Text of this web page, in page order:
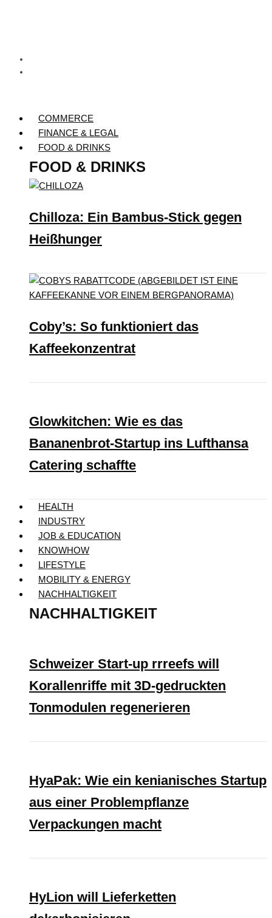
COMMERCE
FINANCE & LEGAL
FOOD & DRINKS
FOOD & DRINKS
Chilloza: Ein Bambus-Stick gegen
Heißhunger
Coby’s: So funktioniert das
Kaffeekonzentrat
Glowkitchen: Wie es das
Bananenbrot-Startup ins Lufthansa
Catering schaffte
HEALTH
INDUSTRY
JOB & EDUCATION
KNOWHOW
LIFESTYLE
MOBILITY & ENERGY
NACHHALTIGKEIT
NACHHALTIGKEIT
Schweizer Start-up rrreefs will
Korallenriffe mit 3D-gedruckten
Tonmodulen regenerieren
HyaPak: Wie ein kenianisches Startup
aus einer Problempflanze
Verpackungen macht
HyLion will Lieferketten